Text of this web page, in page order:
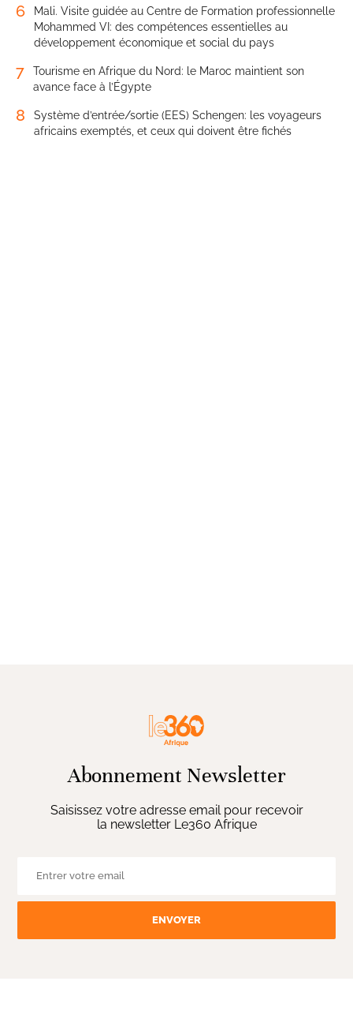
6
Mali. Visite guidée au Centre de Formation professionnelle
Mohammed VI: des compétences essentielles au
développement économique et social du pays
7
Tourisme en Afrique du Nord: le Maroc maintient son
avance face à l’Égypte
8
Système d’entrée/sortie (EES) Schengen: les voyageurs
africains exemptés, et ceux qui doivent être fichés
Abonnement Newsletter
Saisissez votre adresse email pour recevoir
la newsletter Le360 Afrique
ENVOYER